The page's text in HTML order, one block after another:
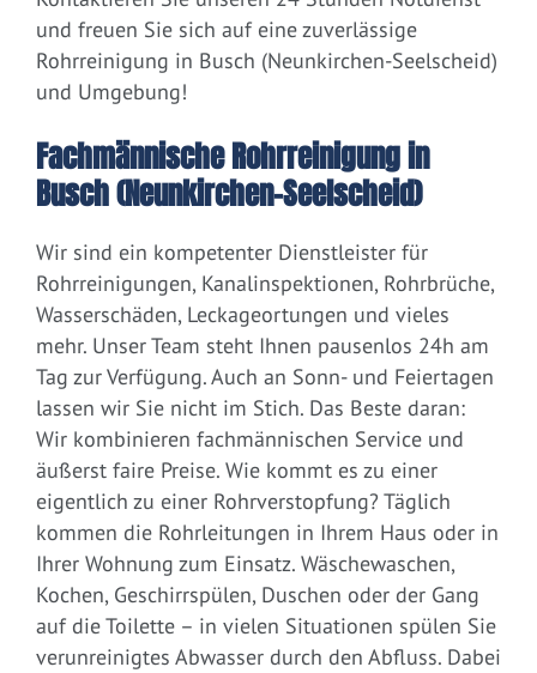
und freuen Sie sich auf eine zuverlässige
Rohrreinigung in Busch (Neunkirchen-Seelscheid)
und Umgebung!
Fachmännische Rohrreinigung in
Busch (Neunkirchen-Seelscheid)
Wir sind ein kompetenter Dienstleister für
Rohrreinigungen, Kanalinspektionen, Rohrbrüche,
Wasserschäden, Leckageortungen und vieles
mehr. Unser Team steht Ihnen pausenlos 24h am
Tag zur Verfügung. Auch an Sonn- und Feiertagen
lassen wir Sie nicht im Stich. Das Beste daran:
Wir kombinieren fachmännischen Service und
äußerst faire Preise. Wie kommt es zu einer
eigentlich zu einer Rohrverstopfung? Täglich
kommen die Rohrleitungen in Ihrem Haus oder in
Ihrer Wohnung zum Einsatz. Wäschewaschen,
Kochen, Geschirrspülen, Duschen oder der Gang
auf die Toilette – in vielen Situationen spülen Sie
verunreinigtes Abwasser durch den Abfluss. Dabei